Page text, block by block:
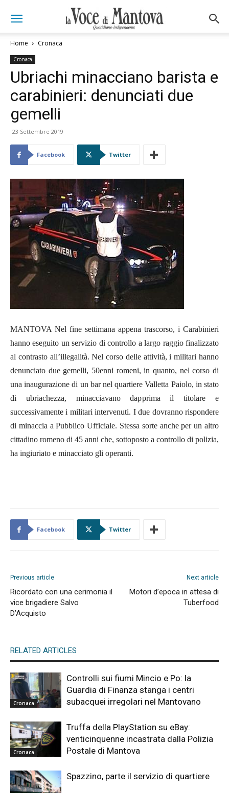
Home Cronaca
Cronaca
Ubriachi minacciano barista e
carabinieri: denunciati due
gemelli
23 Settembre 2019
Facebook Twitter
MANTOVA Nel fine settimana appena trascorso, i Carabinieri
hanno eseguito un servizio di controllo a largo raggio finalizzato
al contrasto all’illegalità.Nel corso delle attività, i militari hanno
denunciato due gemelli, 50enni romeni, in quanto, nel corso di
una inaugurazione di un bar nel quartiere Valletta Paiolo, in stato
di ubriachezza, minacciavano dapprima il titolare e
successivamente i militari intervenuti. I due dovranno rispondere
di minaccia a Pubblico Ufficiale. Stessa sorte anche per un altro
cittadino romeno di 45 anni che, sottoposto a controllo di polizia,
ha ingiuriato e minacciato gli operanti.
Facebook Twitter
Previous article
Ricordato con una cerimonia il
vice brigadiere Salvo
D’Acquisto
Next article
Motori d’epoca in attesa di
Tuberfood
RELATED ARTICLES
Cronaca
Controlli sui fiumi Mincio e Po: la
Guardia di Finanza stanga i centri
subacquei irregolari nel Mantovano
Cronaca
Truffa della PlayStation su eBay:
venticinquenne incastrata dalla Polizia
Postale di Mantova
Spazzino, parte il servizio di quartiere